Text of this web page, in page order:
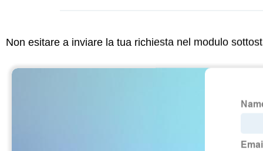
Non esitare a inviare la tua richiesta nel modulo